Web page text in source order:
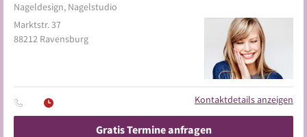
Nageldesign, Nagelstudio
Marktstr. 37
88212 Ravensburg
Kontaktdetails anzeigen
Gratis Termine anfragen